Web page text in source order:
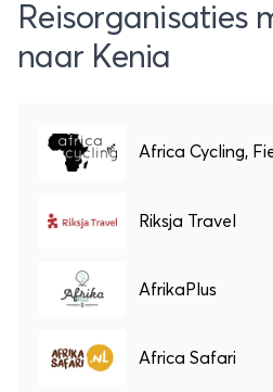
Reisorganisaties
naar Kenia
Riksja Travel
AfrikaPlus
Africa Safari